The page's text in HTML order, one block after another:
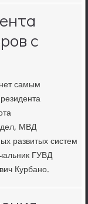
с
самым
МВД
развитых систем
ГУВД
Курбанο.